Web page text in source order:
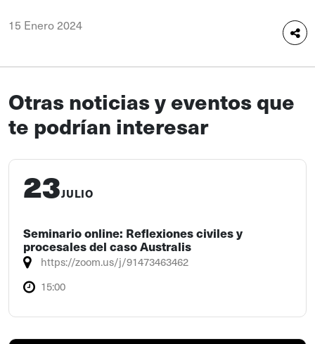
15 Enero 2024
Otras noticias y eventos que
te podrían interesar
23JULIO
Seminario online: Reflexiones civiles y
procesales del caso Australis
https://zoom.us/j/91473463462
15:00